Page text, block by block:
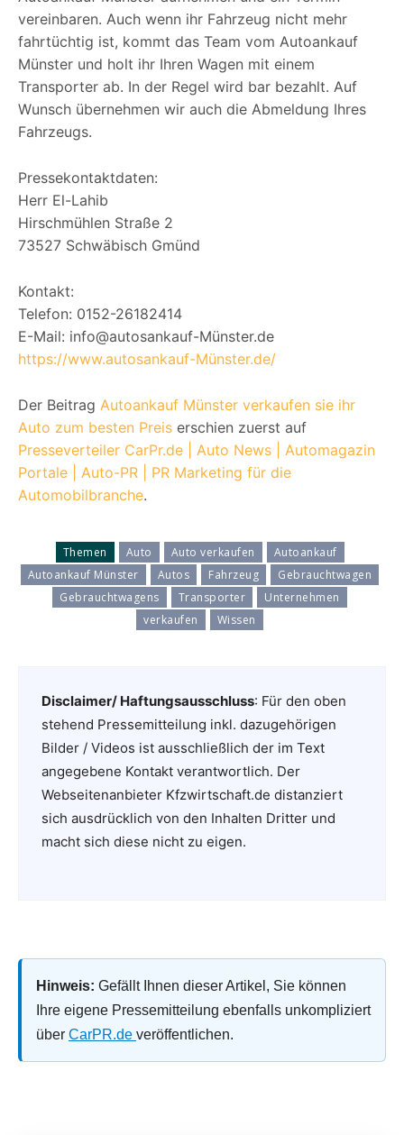
vereinbaren. Auch wenn ihr Fahrzeug nicht mehr
fahrtüchtig ist, kommt das Team vom Autoankauf
Münster und holt ihr Ihren Wagen mit einem
Transporter ab. In der Regel wird bar bezahlt. Auf
Wunsch übernehmen wir auch die Abmeldung Ihres
Fahrzeugs.
Pressekontaktdaten:
Herr El-Lahib
Hirschmühlen Straße 2
73527 Schwäbisch Gmünd
Kontakt:
Telefon: 0152-26182414
E-Mail: info@autosankauf-Münster.de
https://www.autosankauf-Münster.de/
Der Beitrag Autoankauf Münster verkaufen sie ihr
Auto zum besten Preis erschien zuerst auf
Presseverteiler CarPr.de | Auto News | Automagazin
Portale | Auto-PR | PR Marketing für die
Automobilbranche.
Themen Auto Auto verkaufen
Autoankauf
Autoankauf Münster
Autos Fahrzeug
Gebrauchtwagen
Gebrauchtwagens
Transporter
Unternehmen
verkaufen
Wissen
Disclaimer/ Haftungsausschluss: Für den oben
stehend Pressemitteilung inkl. dazugehörigen
Bilder / Videos ist ausschließlich der im Text
angegebene Kontakt verantwortlich. Der
Webseitenanbieter Kfzwirtschaft.de distanziert
sich ausdrücklich von den Inhalten Dritter und
macht sich diese nicht zu eigen.
Hinweis: Gefällt Ihnen dieser Artikel, Sie können
Ihre eigene Pressemitteilung ebenfalls unkompliziert
über CarPR.de veröffentlichen.